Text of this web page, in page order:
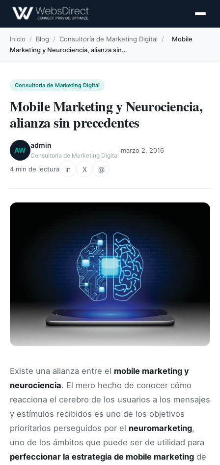
Inicio / Blog / Consultoría de Marketing Digital /
Mobile
Marketing y Neurociencia, alianza sin…
Consultoría de Marketing Digital
Mobile Marketing y Neurociencia,
alianza sin precedentes
AW
admin
Consultoría de Marketing Digital
marzo 2, 2016
4 min de lectura in X @
Existe una alianza entre el mobile marketing y
neurociencia. El mero hecho de conocer cómo
reacciona el cerebro de los usuarios a los mensajes
y estímulos recibidos es uno de los objetivos
prioritarios perseguidos por el neuromarketing,
uno de los ámbitos que puede ser de utilidad para
perfeccionar la estrategia de mobile marketing de